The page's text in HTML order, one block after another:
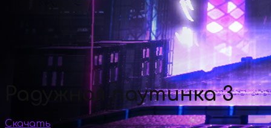
Радужная паутинка 3
Скачать